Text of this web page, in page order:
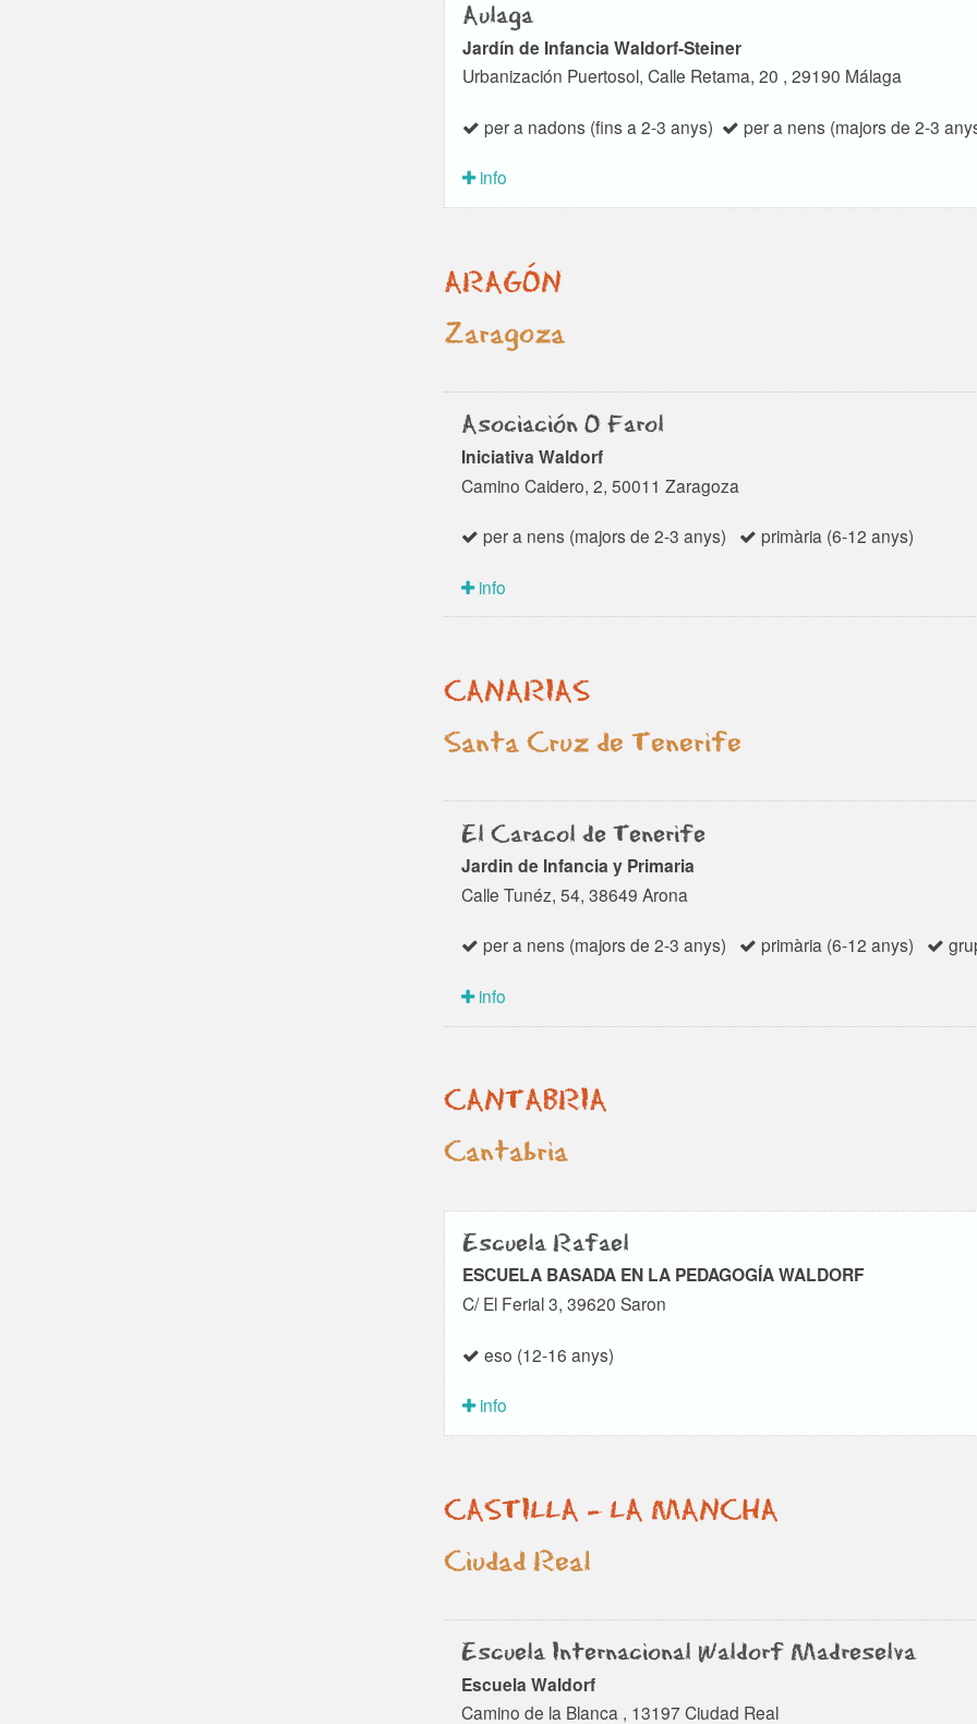
Aulaga
Jardín de Infancia Waldorf-Steiner
Urbanización Puertosol, Calle Retama, 20 , 29190 Málaga
per a nadons (fins a 2-3 anys) per a nens (majors de 2-3
info
ARAGÓN
Zaragoza
Asociación O Farol
Iniciativa Waldorf
Camino Caidero, 2, 50011 Zaragoza
per a nens (majors de 2-3 anys) primària (6-12 anys)
info
CANARIAS
Santa Cruz de Tenerife
El Caracol de Tenerife
Jardin de Infancia y Primaria
Calle Tunéz, 54, 38649 Arona
per a nens (majors de 2-3 anys) primària (6-12 anys)
info
CANTABRIA
Cantabria
Escuela Rafael
ESCUELA BASADA EN LA PEDAGOGÍA WALDORF
C/ El Ferial 3, 39620 Saron
eso (12-16 anys)
info
CASTILLA - LA MANCHA
Ciudad Real
Escuela Internacional Waldorf Madreselva
Escuela Waldorf
Camino de la Blanca , 13197 Ciudad Real